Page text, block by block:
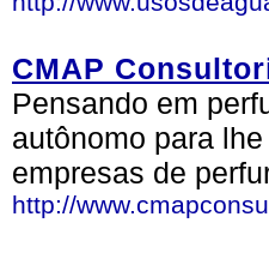
CMAP
Pensando em
autônomo para
empresas de
http://